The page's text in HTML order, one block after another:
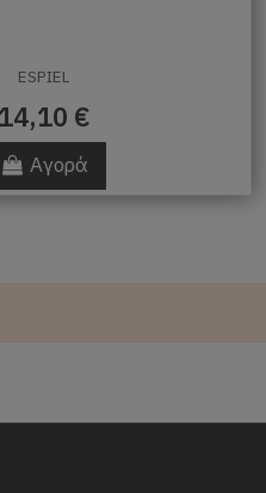
ESPIEL
14,10 €
Αγορά